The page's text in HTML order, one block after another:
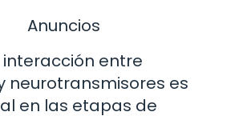
Anuncios
entre
neurotransmisores es
en las etapas de